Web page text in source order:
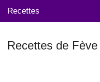
Recettes
Recettes de